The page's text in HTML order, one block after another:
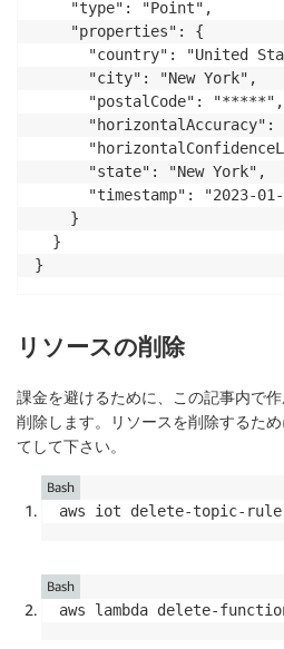
    "type": "Point",
    "properties": {
"country": "United
      "city": "New York",
      "postalCode": "*****",
"horizontalAccuracy":
      "state": "New York",
"timestamp": "2023-
    }
  }
リソースの削除
課金を避けるために、この記事内で
削除します。リソースを削除するた
てして下さい。
aws iot delete-topic-rule
Bash
aws lambda delete-
Bash